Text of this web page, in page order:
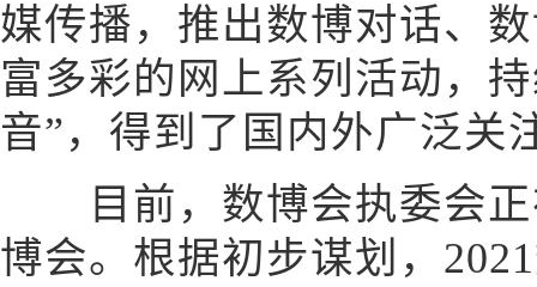
媒传播，推出数博对话、
富多彩的网上系列活动，
音”，得到了国内外广泛关
目前，数博会执委会正
博会。根据初步谋划，